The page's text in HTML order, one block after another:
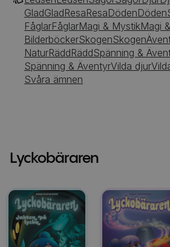
GladGladResaResaDödenDöden
FåglarFåglarMagi & MystikMagi
BilderböckerSkogenSkogen
NaturRäddRäddSpänning &
Spänning & ÄventyrVilda djur
Svåra ämnen
Lyckobäraren